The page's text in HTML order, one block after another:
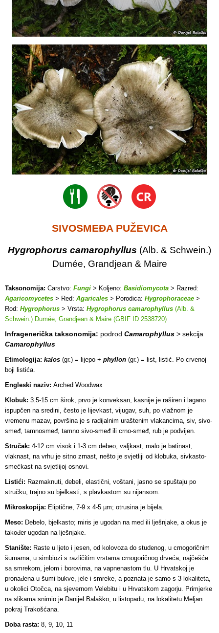
SIVOSMEĐA PUŽEVICA
Hygrophorus camarophyllus (Alb. & Schwein.)
Dumée, Grandjean & Maire
Taksonomija: Carstvo: Fungi > Koljeno: Basidiomycota > Razred:
Agaricomycetes > Red: Agaricales > Porodica: Hygrophoraceae >
Rod: Hygrophorus > Vrsta: Hygrophorus camarophyllus (Alb. &
Schwein.) Dumée, Grandjean & Maire (GBIF ID 2538720)
Infragenerička taksonomija: podrod Camarophyllus > sekcija
Camarophyllus
Etimologija: kalos (gr.) = lijepo + phyllon (gr.) = list, listić. Po crvenoj
boji listića.
Engleski naziv: Arched Woodwax
Klobuk: 3.5-15 cm širok, prvo je konveksan, kasnije je raširen i lagano
ispupčen na sredini, često je lijevkast, vijugav, suh, po vlažnom je
vremenu mazav, površina je s radijalnim uraštenim vlakancima, siv, sivo-
smeđ, tamnosmeđ, tamno sivo-smeđ ili crno-smeđ, rub je podvijen.
Stručak: 4-12 cm visok i 1-3 cm debeo, valjkast, malo je batinast,
vlaknast, na vrhu je sitno zrnast, nešto je svjetliji od klobuka, sivkasto-
smećkast na svjetlijoj osnovi.
Listići: Razmaknuti, debeli, elastični, voštani, jasno se spuštaju po
stručku, trajno su bjelkasti, s plavkastom su nijansom.
Mikroskopija: Eliptične, 7-9 x 4-5 µm; otrusina je bijela.
Meso: Debelo, bjelkasto; miris je ugodan na med ili lješnjake, a okus je
također ugodan na lješnjake.
Stanište: Raste u ljeto i jesen, od kolovoza do studenog, u crnogoričnim
šumama, u simbiozi s različitim vrstama crnogoričnog drveća, najčešće
sa smrekom, jelom i borovima, na vapnenastom tlu. U Hrvatskoj je
pronađena u šumi bukve, jele i smreke, a poznata je samo s 3 lokaliteta,
u okolici Otočca, na sjevernom Velebitu i u Hrvatskom zagorju. Primjerke
na slikama snimio je Danijel Balaško, u listopadu, na lokalitetu Meljan
pokraj Trakošćana.
Doba rasta: 8, 9, 10, 11